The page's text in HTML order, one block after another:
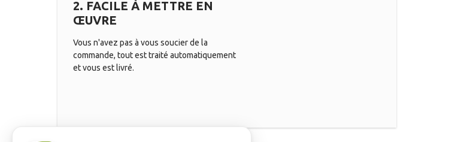
2. FACILE À METTRE EN
ŒUVRE
Vous n'avez pas à vous soucier de la
commande, tout est traité automatiquement
et vous est livré.